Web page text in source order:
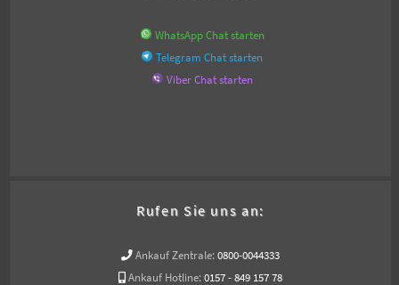
WhatsApp Chat starten
Telegram Chat starten
Viber Chat starten
Rufen Sie uns an:
Ankauf Zentrale: 0800-0044333
Ankauf Hotline: 0157 - 849 157 78